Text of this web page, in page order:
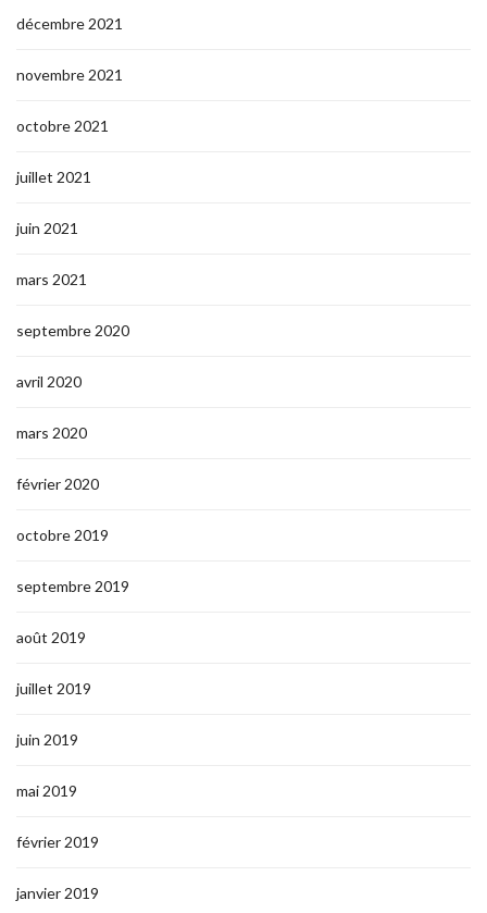
décembre 2021
novembre 2021
octobre 2021
juillet 2021
juin 2021
mars 2021
septembre 2020
avril 2020
mars 2020
février 2020
octobre 2019
septembre 2019
août 2019
juillet 2019
juin 2019
mai 2019
février 2019
janvier 2019